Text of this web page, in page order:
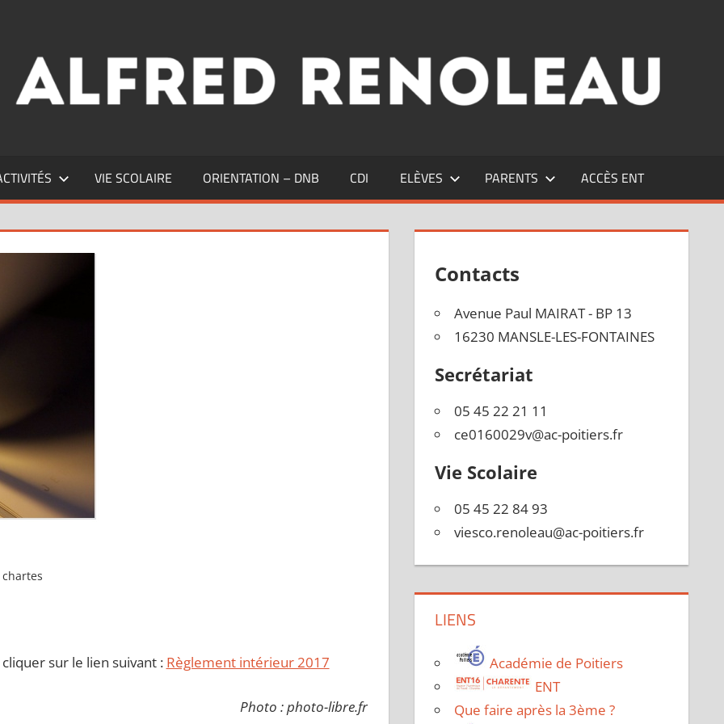
VIE SCOLAIRE ORIENTATION – DNB CDI ELÈVES PARENTS ACCÈS ENT
sur le lien suivant : Règlement intérieur 2017
Photo : photo-libre.fr
Contacts
Avenue Paul MAIRAT - BP 13
16230 MANSLE-LES-FONTAINES
Secrétariat
05 45 22 21 11
ce0160029v@ac-poitiers.fr
Vie Scolaire
05 45 22 84 93
viesco.renoleau@ac-poitiers.fr
LIENS
Académie de Poitiers
ENT
Que faire après la 3ème ?